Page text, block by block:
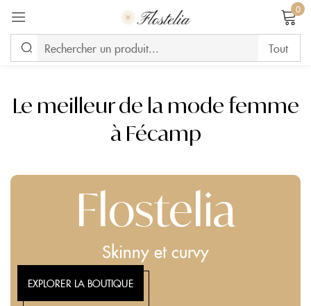
0
Le meilleur de la mode femme
à Fécamp
Flostelia
Skinny et curvy
EXPLORER LA BOUTIQUE
Se connecter
Se souvenir de moi Mot de passe perdu ?
CREATE AN ACCOUNT